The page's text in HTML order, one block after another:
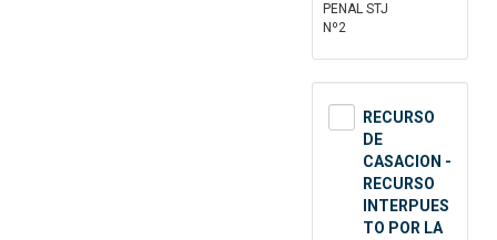
PENAL STJ
Nº2
RECURSO
DE
CASACION -
RECURSO
INTERPUES
TO POR LA